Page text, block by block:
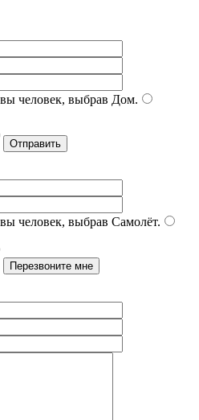
человек, выбрав Дом.
человек, выбрав Самолёт.